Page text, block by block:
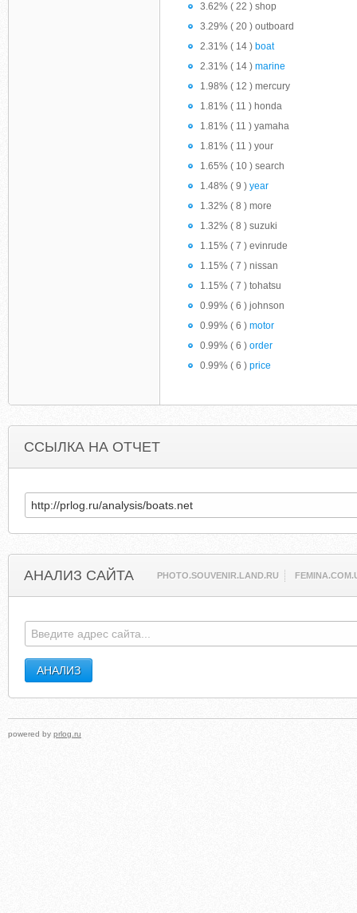
3.62% ( 22 ) shop
3.29% ( 20 ) outboard
2.31% ( 14 ) boat
2.31% ( 14 ) marine
1.98% ( 12 ) mercury
1.81% ( 11 ) honda
1.81% ( 11 ) yamaha
1.81% ( 11 ) your
1.65% ( 10 ) search
1.48% ( 9 ) year
1.32% ( 8 ) more
1.32% ( 8 ) suzuki
1.15% ( 7 ) evinrude
1.15% ( 7 ) nissan
1.15% ( 7 ) tohatsu
0.99% ( 6 ) johnson
0.99% ( 6 ) motor
0.99% ( 6 ) order
0.99% ( 6 ) price
ССЫЛКА НА ОТЧЕТ
АНАЛИЗ САЙТА PHOTO.SOUVENIR.LAND.RU
powered by prlog.ru